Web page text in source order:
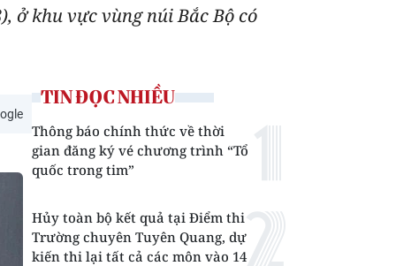
ở khu vực vùng núi Bắc Bộ có
TIN ĐỌC NHIỀU
Thông báo chính thức về thời
gian đăng ký vé chương trình “Tổ
quốc trong tim”
Hủy toàn bộ kết quả tại Điểm thi
Trường chuyên Tuyên Quang, dự
kiến thi lại tất cả các môn vào 14